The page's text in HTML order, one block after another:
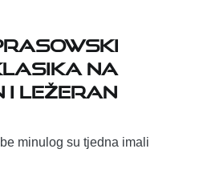
na
i ležeran
minulog su tjedna imali